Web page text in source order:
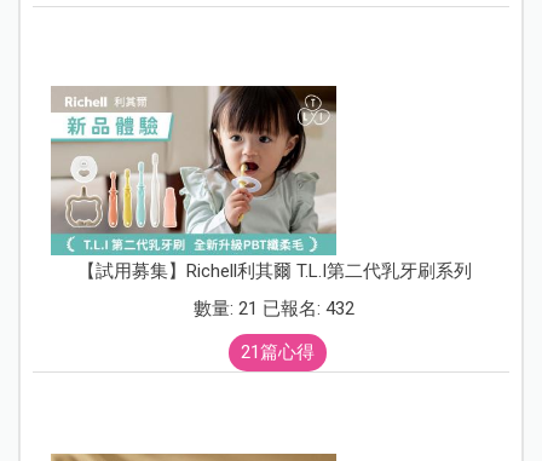
【試用募集】Richell利其爾 T.L.I第二代乳牙刷系列
數量: 21 已報名: 432
21篇心得